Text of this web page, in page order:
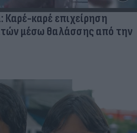
καρέ επιχείρηση
μέσω θαλάσσης από την